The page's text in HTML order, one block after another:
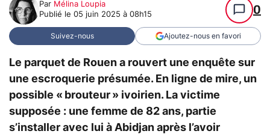
Par Mélina Loupia
Publié le 05 juin 2025 à 08h15 0
Suivez-nous Ajoutez-nous en favori
Le parquet de Rouen a rouvert une enquête sur
une escroquerie présumée. En ligne de mire, un
possible « brouteur » ivoirien. La victime
supposée : une femme de 82 ans, partie
s’installer avec lui à Abidjan après l’avoir